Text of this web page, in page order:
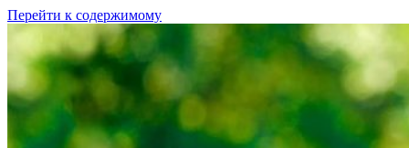
Перейти к содержимому